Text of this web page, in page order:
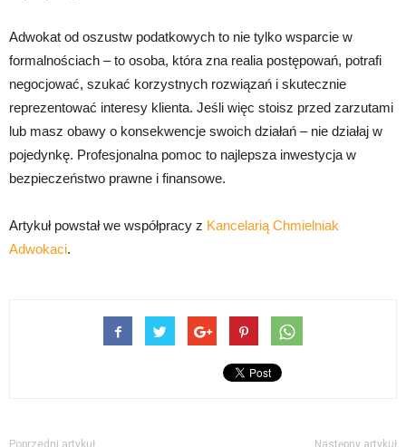
Adwokat od oszustw podatkowych to nie tylko wsparcie w
formalnościach – to osoba, która zna realia postępowań, potrafi
negocjować, szukać korzystnych rozwiązań i skutecznie
reprezentować interesy klienta. Jeśli więc stoisz przed zarzutami
lub masz obawy o konsekwencje swoich działań – nie działaj w
pojedynkę. Profesjonalna pomoc to najlepsza inwestycja w
bezpieczeństwo prawne i finansowe.
Artykuł powstał we współpracy z Kancelarią Chmielniak
Adwokaci.